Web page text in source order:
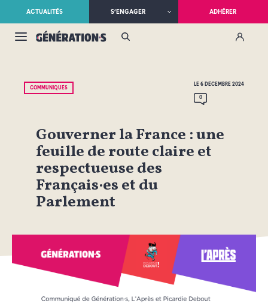
ACTUALITÉS S’ENGAGER ADHÉRER
COMMUNIQUÉS
LE 6 DÉCEMBRE 2024
0
Gouverner la France : une
feuille de route claire et
respectueuse des
Français·es et du
Parlement